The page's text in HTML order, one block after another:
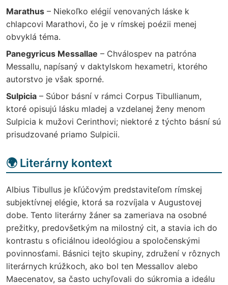
Marathus – Niekoľko elégií venovaných láske k
chlapcovi Marathovi, čo je v rímskej poézii menej
obvyklá téma.
Panegyricus Messallae – Chválospev na patróna
Messallu, napísaný v daktylskom hexametri, ktorého
autorstvo je však sporné.
Sulpicia – Súbor básní v rámci Corpus Tibullianum,
ktoré opisujú lásku mladej a vzdelanej ženy menom
Sulpicia k mužovi Cerinthovi; niektoré z týchto básní sú
prisudzované priamo Sulpicii.
🌍 Literárny kontext
Albius Tibullus je kľúčovým predstaviteľom rímskej
subjektívnej elégie, ktorá sa rozvíjala v Augustovej
dobe. Tento literárny žáner sa zameriava na osobné
prežitky, predovšetkým na milostný cit, a stavia ich do
kontrastu s oficiálnou ideológiou a spoločenskými
povinnosťami. Básnici tejto skupiny, združení v rôznych
literárnych krúžkoch, ako bol ten Messallov alebo
Maecenatov, sa často uchyľovali do súkromia a ideálu